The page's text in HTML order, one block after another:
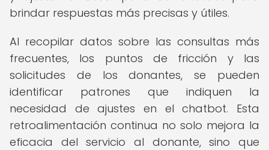
brindar respuestas más precisas y útiles.
Al recopilar datos sobre las consultas más
frecuentes, los puntos de fricción y las
solicitudes de los donantes, se pueden
identificar patrones que indiquen la
necesidad de ajustes en el chatbot. Esta
retroalimentación continua no solo mejora la
eficacia del servicio al donante, sino que